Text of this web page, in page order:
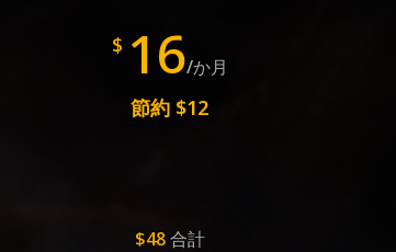
$ 16/か月
節約 $12
$48合計